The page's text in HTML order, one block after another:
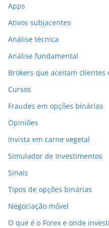
Apps
Ativos subjacentes
Análise técnica
Análise fundamental
Brokers que aceitam clientes
Cursos
Fraudes em opções binárias
Opiniões
Invista em carne vegetal
Simulador de Investimentos
Sinais
Tipos de opções binárias
Negociação móvel
O que é o Forex e onde